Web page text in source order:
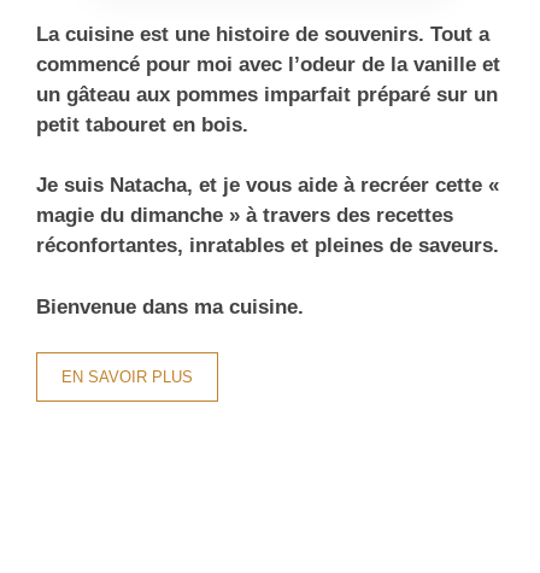
La cuisine est une histoire de souvenirs. Tout a
commencé pour moi avec l’odeur de la vanille et
un gâteau aux pommes imparfait préparé sur un
petit tabouret en bois.
Je suis Natacha, et je vous aide à recréer cette «
magie du dimanche » à travers des recettes
réconfortantes, inratables et pleines de saveurs.
Bienvenue dans ma cuisine.
EN SAVOIR PLUS